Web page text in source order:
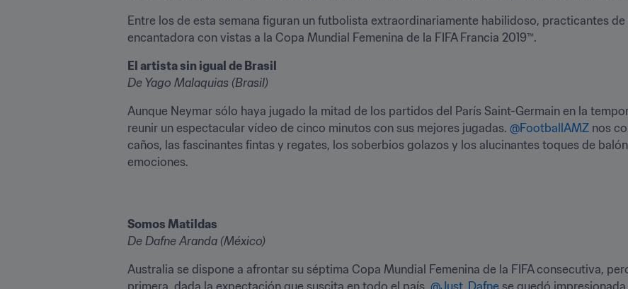
Entre los de esta semana figuran un futbolista extraordinariamente habilidoso, practicantes
encantadora con vistas a la Copa Mundial Femenina de la FIFA Francia 2019™.
El artista sin igual de Brasil
De Yago Malaquias (Brasil)
Aunque Neymar sólo haya jugado la mitad de los partidos del París Saint-Germain en la
reunir un espectacular vídeo de cinco minutos con sus mejores jugadas. @FootballAMZ nos
caños, las fascinantes fintas y regates, los soberbios golazos y los alucinantes toques de
emociones.
Somos Matildas
De Dafne Aranda (México)
Australia se dispone a afrontar su séptima Copa Mundial Femenina de la FIFA consecutiva,
primera, dada la expectación que suscita en todo el país. @Just_Dafne se quedó